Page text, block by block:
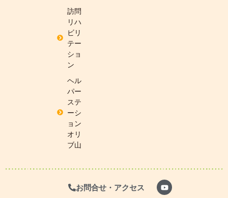
訪問
リハ
ビリ
テー
ショ
ン
ヘル
パー
ステ
ーシ
ョン
オリ
ブ山
お問合せ・アクセス